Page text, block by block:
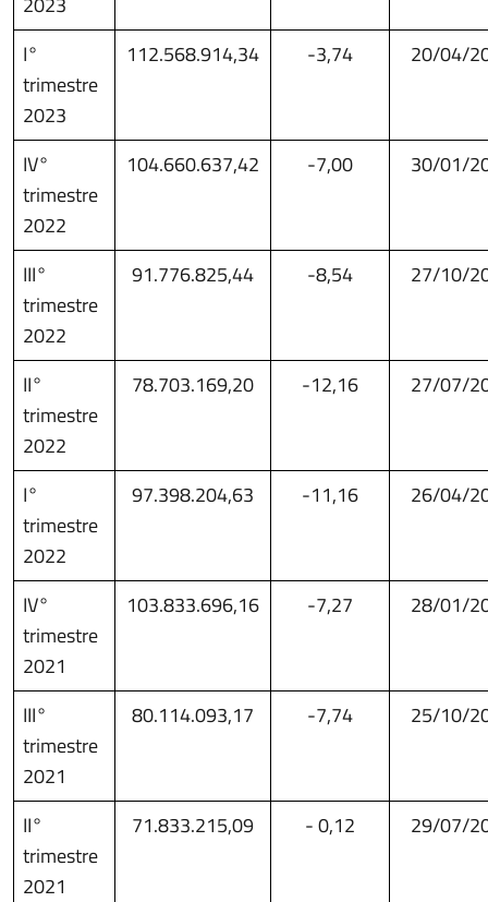
I°
trimestre
2023
112.568.914,34 -3,74 20/04/
IV°
trimestre
2022
104.660.637,42 -7,00 30/01/
III°
trimestre
2022
91.776.825,44 -8,54 27/10/
II°
trimestre
2022
78.703.169,20 -12,16 27/07/
I°
trimestre
2022
97.398.204,63 -11,16 26/04/
IV°
trimestre
2021
103.833.696,16 -7,27 28/01/
III°
trimestre
2021
80.114.093,17 -7,74 25/10/
II°
trimestre
2021
71.833.215,09 - 0,12 29/07/